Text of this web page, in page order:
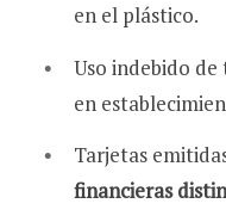
en el plástico.
Uso indebido
en
Tarjetas
financieras